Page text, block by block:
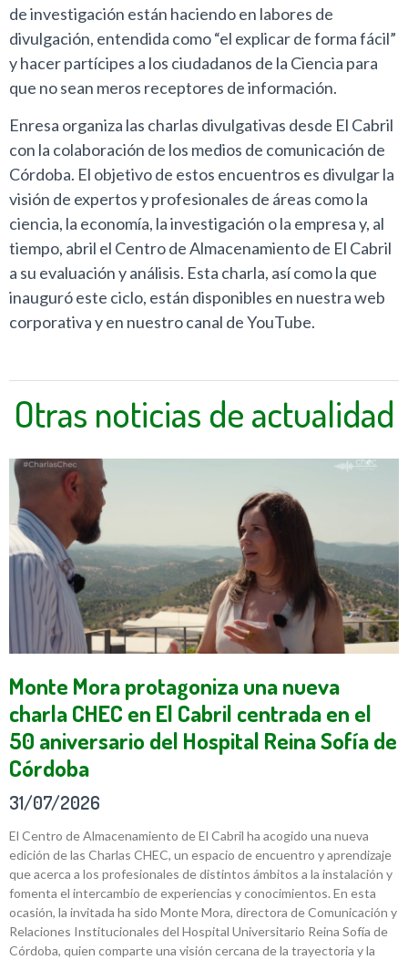
de investigación están haciendo en labores de
divulgación, entendida como “el explicar de forma fácil”
y hacer partícipes a los ciudadanos de la Ciencia para
que no sean meros receptores de información.
Enresa organiza las charlas divulgativas desde El Cabril
con la colaboración de los medios de comunicación de
Córdoba. El objetivo de estos encuentros es divulgar la
visión de expertos y profesionales de áreas como la
ciencia, la economía, la investigación o la empresa y, al
tiempo, abril el Centro de Almacenamiento de El Cabril
a su evaluación y análisis. Esta charla, así como la que
inauguró este ciclo, están disponibles en nuestra web
corporativa y en nuestro canal de YouTube.
Otras noticias de actualidad
Monte Mora protagoniza una nueva
charla CHEC en El Cabril centrada en el
50 aniversario del Hospital Reina Sofía de
Córdoba
31/07/2026
El Centro de Almacenamiento de El Cabril ha acogido una nueva
edición de las Charlas CHEC, un espacio de encuentro y aprendizaje
que acerca a los profesionales de distintos ámbitos a la instalación y
fomenta el intercambio de experiencias y conocimientos. En esta
ocasión, la invitada ha sido Monte Mora, directora de Comunicación y
Relaciones Institucionales del Hospital Universitario Reina Sofía de
Córdoba, quien comparte una visión cercana de la trayectoria y la